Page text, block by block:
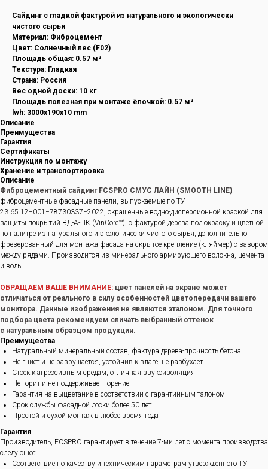
Cайдинг с гладкой фактурой из натурального и экологически
чистого сырья
Материал: Фиброцемент
Цвет: Солнечный лес (F02)
Площадь общая: 0.57 м²
Текстура: Гладкая
Страна: Россия
Вес одной доски: 10 кг
Площадь полезная при монтаже ёлочкой: 0.57 м²
lwh: 3000x190x10 mm
Описание
Преимущества
Гарантия
Сертификаты
Инструкция по монтажу
Хранение и транспортировка
Описание
Фиброцементный сайдинг FCSPRO СМУС ЛАЙН (SMOOTH LINE) —
фиброцементные фасадные панели, выпускаемые по ТУ
23.65.12−001−78730337−2022, окрашенные водно-дисперсионной краской для
защиты покрытий ВД-А-ПК (VinCore™), с фактурой дерева под окраску и цветной
по палитре из натурального и экологически чистого сырья, дополнительно
фрезерованный для монтажа фасада на скрытое крепление (кляймер) с зазором
между рядами. Производится из минерального армирующего волокна, цемента
и воды.
ОБРАЩАЕМ ВАШЕ ВНИМАНИЕ: цвет панелей на экране может
отличаться от реального в силу особенностей цветопередачи вашего
монитора. Данные изображения не являются эталоном. Для точного
подбора цвета рекомендуем сличать выбранный оттенок
с натуральным образцом продукции.
Преимущества
Натуральный минеральный состав, фактура дерева-прочность бетона
Не гниет и не разрушается, устойчив к влаге, не разбухает
Стоек к агрессивным средам, отличная звукоизоляция
Не горит и не поддерживает горение
Гарантия на выцветание в соответствии с гарантийным талоном
Срок службы фасадной доски более 50 лет
Простой и сухой монтаж в любое время года
Гарантия
Производитель, FCSPRO гарантирует в течение 7-ми лет с момента производства
следующее:
Соответствие по качеству и техническим параметрам утвержденного ТУ